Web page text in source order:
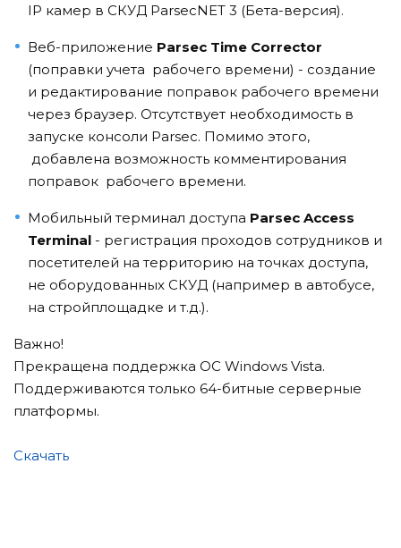
IP камер в СКУД ParsecNET 3 (Бета-версия).
Веб-приложение Parsec Time Corrector
(поправки учета рабочего времени) - создание
и редактирование поправок рабочего времени
через браузер. Отсутствует необходимость в
запуске консоли Parsec. Помимо этого,
добавлена возможность комментирования
поправок рабочего времени.
Мобильный терминал доступа Parsec Acсess
Terminal - регистрация проходов сотрудников и
посетителей на территорию на точках доступа,
не оборудованных СКУД (например в автобусе,
на стройплощадке и т.д.).
Важно!
Прекращена поддержка ОС Windows Vista.
Поддерживаются только 64-битные серверные
платформы.
Скачать